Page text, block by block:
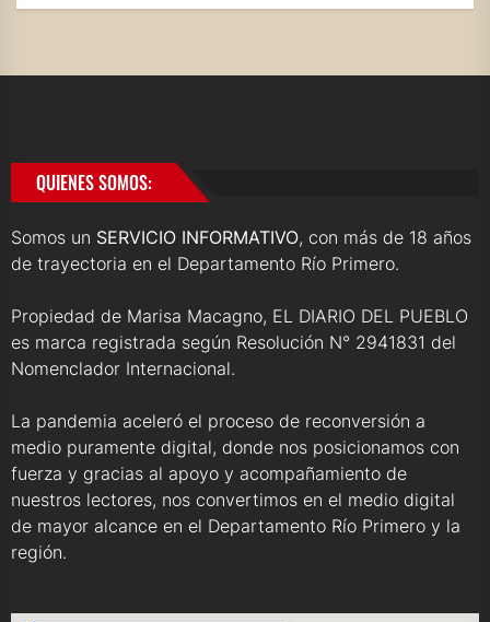
QUIENES SOMOS:
Somos un SERVICIO INFORMATIVO, con más de 18 años
de trayectoria en el Departamento Río Primero.
Propiedad de Marisa Macagno, EL DIARIO DEL PUEBLO
es marca registrada según Resolución N° 2941831 del
Nomenclador Internacional.
La pandemia aceleró el proceso de reconversión a
medio puramente digital, donde nos posicionamos con
fuerza y gracias al apoyo y acompañamiento de
nuestros lectores, nos convertimos en el medio digital
de mayor alcance en el Departamento Río Primero y la
región.